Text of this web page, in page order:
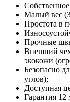
Малый вес
Простота в
Прочные
Внешний
экокожи
Безопасно
углов);
Доступная
Гарантия 12